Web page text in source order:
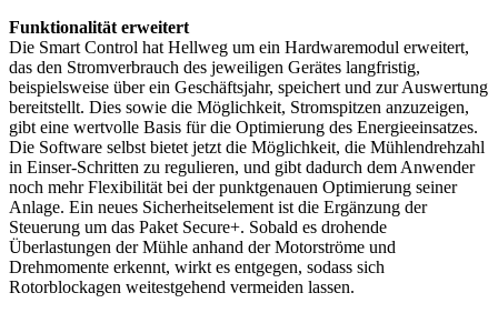
Funktionalität erweitert
Die Smart Control hat Hellweg um ein Hardwaremodul erweitert,
das den Stromverbrauch des jeweiligen Gerätes langfristig,
beispielsweise über ein Geschäftsjahr, speichert und zur Auswertung
bereitstellt. Dies sowie die Möglichkeit, Stromspitzen anzuzeigen,
gibt eine wertvolle Basis für die Optimierung des Energieeinsatzes.
Die Software selbst bietet jetzt die Möglichkeit, die Mühlendrehzahl
in Einser-Schritten zu regulieren, und gibt dadurch dem Anwender
noch mehr Flexibilität bei der punktgenauen Optimierung seiner
Anlage. Ein neues Sicherheitselement ist die Ergänzung der
Steuerung um das Paket Secure+. Sobald es drohende
Überlastungen der Mühle anhand der Motorströme und
Drehmomente erkennt, wirkt es entgegen, sodass sich
Rotorblockagen weitestgehend vermeiden lassen.